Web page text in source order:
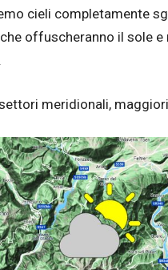
cieli completamente
offuscheranno il sole
meridionali,